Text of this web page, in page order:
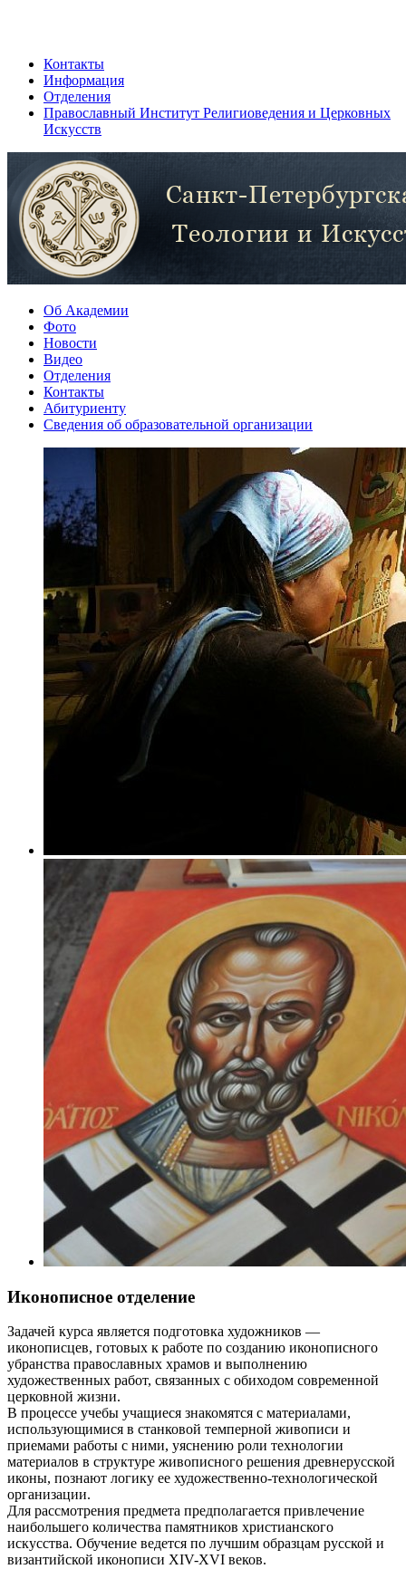
Контакты
Информация
Отделения
Православный Институт Религиоведения и Церковных
Искусств
Об Академии
Фото
Новости
Видео
Отделения
Контакты
Абитуриенту
Сведения об образовательной организации
Иконописное отделение
Задачей курса является подготовка художников —
иконописцев, готовых к работе по созданию иконописного
убранства православных храмов и выполнению
художественных работ, связанных с обиходом современной
церковной жизни.
В процессе учебы учащиеся знакомятся с материалами,
использующимися в станковой темперной живописи и
приемами работы с ними, уяснению роли технологии
материалов в структуре живописного решения древнерусской
иконы, познают логику ее художественно-технологической
организации.
Для рассмотрения предмета предполагается привлечение
наибольшего количества памятников христианского
искусства. Обучение ведется по лучшим образцам русской и
византийской иконописи XIV-XVI веков.